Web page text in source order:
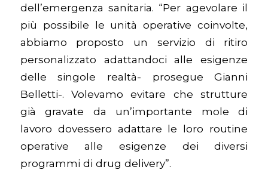
dell’emergenza sanitaria. “Per agevolare il
più possibile le unità operative coinvolte,
abbiamo proposto un servizio di ritiro
personalizzato adattandoci alle esigenze
delle singole realtà- prosegue Gianni
Belletti-. Volevamo evitare che strutture
già gravate da un’importante mole di
lavoro dovessero adattare le loro routine
operative alle esigenze dei diversi
programmi di drug delivery”.